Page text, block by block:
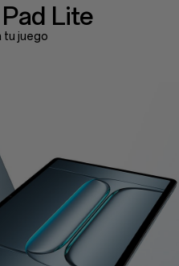
Pad Lite
tu juego